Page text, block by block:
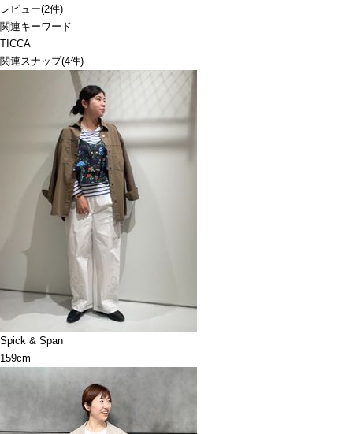
レビュー(2件)
関連キーワード
TICCA
関連スナップ(4件)
Spick & Span
159cm